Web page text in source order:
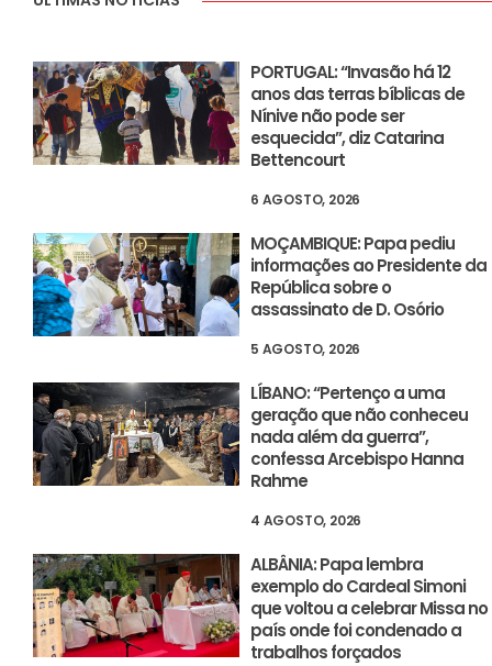
PORTUGAL: “Invasão há 12
anos das terras bíblicas de
Nínive não pode ser
esquecida”, diz Catarina
Bettencourt
6 AGOSTO, 2026
MOÇAMBIQUE: Papa pediu
informações ao Presidente da
República sobre o
assassinato de D. Osório
5 AGOSTO, 2026
LÍBANO: “Pertenço a uma
geração que não conheceu
nada além da guerra”,
confessa Arcebispo Hanna
Rahme
4 AGOSTO, 2026
ALBÂNIA: Papa lembra
exemplo do Cardeal Simoni
que voltou a celebrar Missa no
país onde foi condenado a
trabalhos forçados